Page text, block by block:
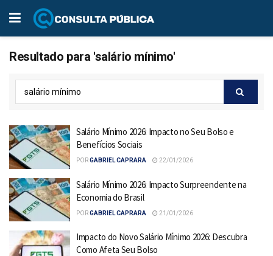
Resultado para 'salário mínimo'
Salário Mínimo 2026: Impacto no Seu Bolso e
Benefícios Sociais
PORGABRIEL CAPRARA 22/01/2026
Salário Mínimo 2026: Impacto Surpreendente na
Economia do Brasil
PORGABRIEL CAPRARA 21/01/2026
Impacto do Novo Salário Mínimo 2026: Descubra
Como Afeta Seu Bolso